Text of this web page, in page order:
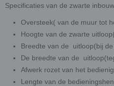
Specificaties van de zwarte
Oversteek( van de muur tot
Hoogte van de zwarte
Breedte van de uitloop(bij
De breedte van de
Afwerk rozet van het
Lengte van de